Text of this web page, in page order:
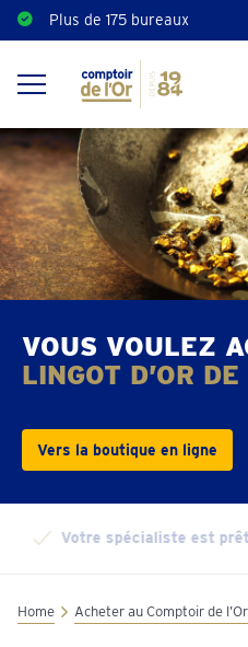
Plus de 175 bureaux
VOUS VOULEZ
LINGOT D’OR
Vers la boutique en ligne
Votre spécialiste est prêt
Home Acheter au Comptoir de l’Or